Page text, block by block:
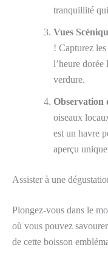
tranquillité
Vues
! Capturez
l’heure
verdure.
Observation
oiseaux
est un havre
aperçu
Assister à une
Plongez-vous dans le
où vous pouvez
de cette boisson